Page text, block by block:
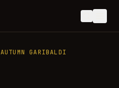
AUTUMN GARIBALDI